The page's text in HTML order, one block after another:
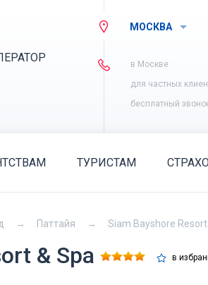
МОСКВА
в Москве
для частных
бесплатный
ТУРИСТАМ
Паттайя Siam Bayshore Resort
& Spa в